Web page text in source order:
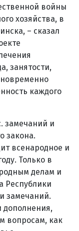
войны
хозяйства, в
– сказал
занятости,
каждого
замечаний и
закона.
всенародное и
Только в
делам и
Республики
замечаний.
дополнения,
вопросам, как